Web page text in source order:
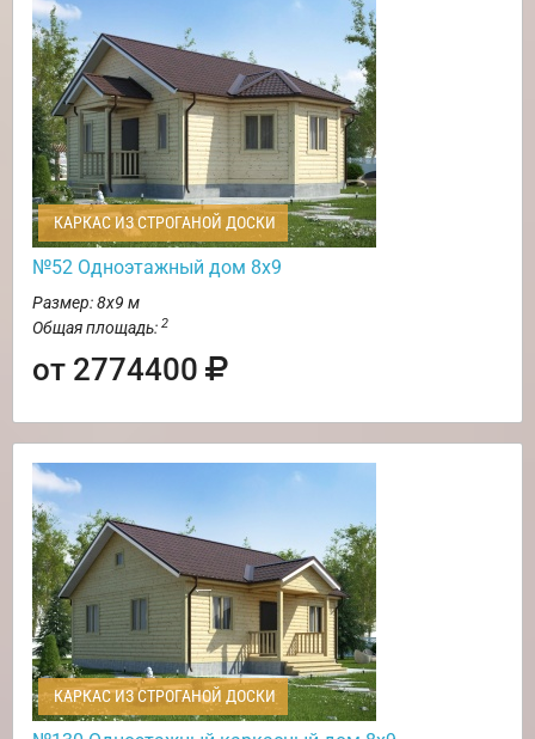
КАРКАС ИЗ СТРОГАНОЙ ДОСКИ
№52 Одноэтажный дом 8х9
Размер: 8х9 м
Общая площадь: 2
от 2774400
КАРКАС ИЗ СТРОГАНОЙ ДОСКИ